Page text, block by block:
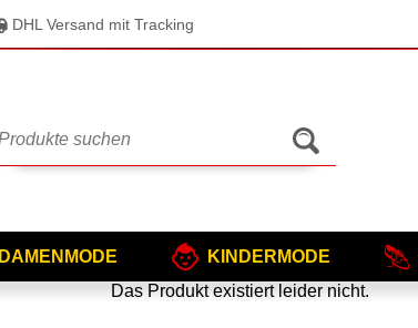
DHL Versand mit Tracking
DAMENMODE KINDERMODE
Das Produkt existiert leider nicht.